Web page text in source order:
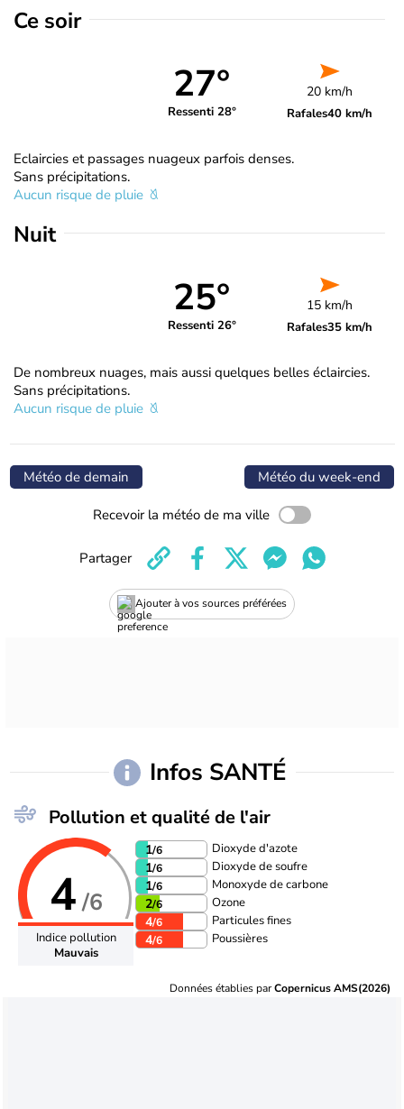
Ce soir
27°
Ressenti 28°
20 km/h
Rafales40 km/h
Eclaircies et passages nuageux parfois denses.
Sans précipitations.
Aucun risque de pluie
Nuit
25°
Ressenti 26°
15 km/h
Rafales35 km/h
De nombreux nuages, mais aussi quelques belles éclaircies.
Sans précipitations.
Aucun risque de pluie
Météo de demain Météo du week-end
Recevoir la météo de ma ville
Ajouter à vos sources préférées
Partager
Infos SANTÉ
Pollution et qualité de l'air
4/6
Indice pollution
Mauvais
1/6 Dioxyde d'azote
1/6 Dioxyde de soufre
1/6 Monoxyde de carbone
2/6 Ozone
4/6 Particules fines
4/6 Poussières
Données établies parCopernicus AMS(2026)